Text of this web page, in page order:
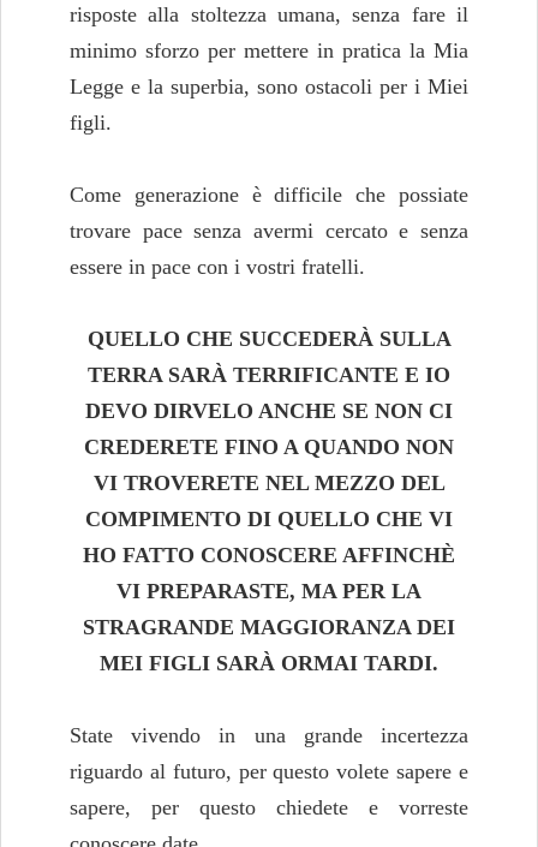
risposte alla stoltezza umana, senza fare il
minimo sforzo per mettere in pratica la Mia
Legge e la superbia, sono ostacoli per i Miei
figli.
Come generazione è difficile che possiate
trovare pace senza avermi cercato e senza
essere in pace con i vostri fratelli.
QUELLO CHE SUCCEDERÀ SULLA
TERRA SARÀ TERRIFICANTE E IO
DEVO DIRVELO ANCHE SE NON CI
CREDERETE FINO A QUANDO NON
VI TROVERETE NEL MEZZO DEL
COMPIMENTO DI QUELLO CHE VI
HO FATTO CONOSCERE AFFINCHÈ
VI PREPARASTE, MA PER LA
STRAGRANDE MAGGIORANZA DEI
MEI FIGLI SARÀ ORMAI TARDI.
State vivendo in una grande incertezza
riguardo al futuro, per questo volete sapere e
sapere, per questo chiedete e vorreste